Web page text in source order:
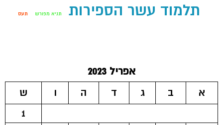
תלמוד עשר הספירות תניא מפורש תעס
אפריל 2023
א
ב ג ד ה ו
ש
1